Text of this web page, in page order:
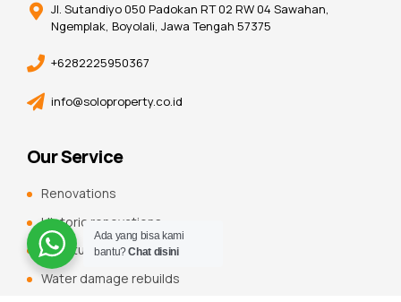
Jl. Sutandiyo 050 Padokan RT 02 RW 04 Sawahan,
Ngemplak, Boyolali, Jawa Tengah 57375
+6282225950367
info@soloproperty.co.id
Our Service
Renovations
Historic renovations
Constuction additions
Water damage rebuilds
Ada yang bisa kami
bantu?Chat disini